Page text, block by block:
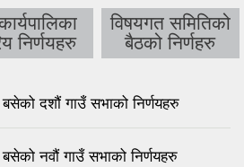
निर्णयहरु
विषयगत समितिको
बैठको निर्णहरु
दशौं गाउँ सभाको निर्णयहरु
नवौं गाउँ सभाको निर्णयहरु